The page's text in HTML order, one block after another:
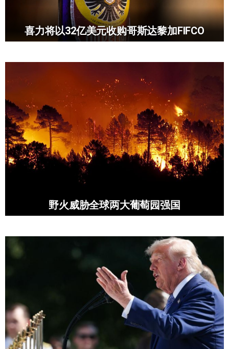
喜力将以32亿美元收购哥斯达黎加FIFCO
野火威胁全球两大葡萄园强国